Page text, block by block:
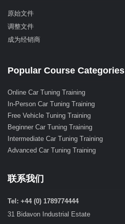
原始文件
调整文件
成为经销商
Popular Course Categories
Online Car Tuning Training
In-Person Car Tuning Training
Free Vehicle Tuning Training
Beginner Car Tuning Training
Intermediate Car Tuning Training
Advanced Car Tuning Training
联系我们
Tel: +44 (0) 1789774444
31 Bidavon Industrial Estate